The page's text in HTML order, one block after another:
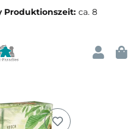
Produktionszeit: ca. 8